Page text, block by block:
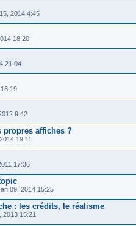
2014 4:45
18:20
21:04
9:42
propres affiches ?
19:11
17:36
09, 2014 15:25
: les crédits, le réalisme
2013 15:21